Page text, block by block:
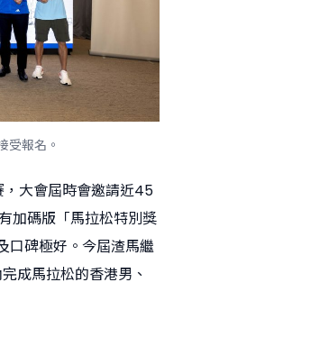
受報名。
大會屆時會邀請近45
加碼版「馬拉松特別獎
口碑極好。今屆渣馬繼
成馬拉松的香港男、